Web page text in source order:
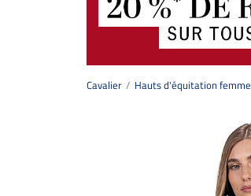
Cavalier Hauts d'équitation femme